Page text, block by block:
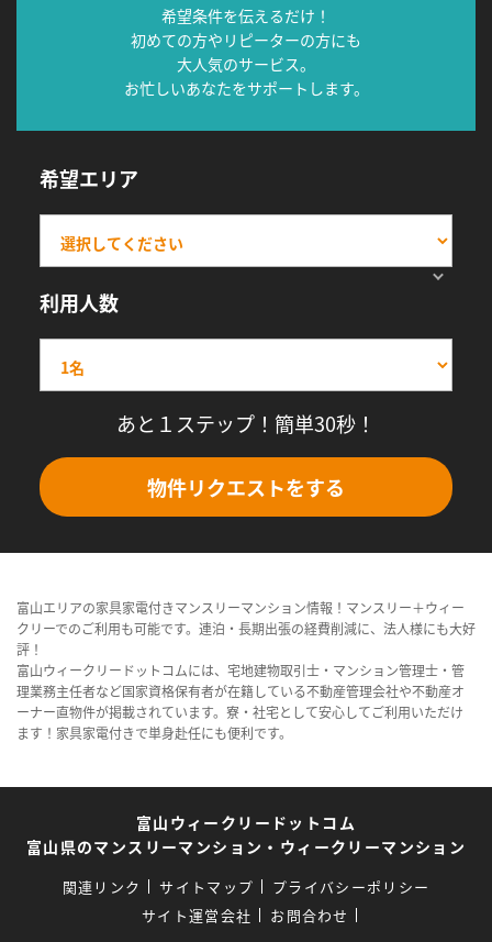
希望条件を伝えるだけ！
初めての方やリピーターの方にも
大人気のサービス。
お忙しいあなたをサポートします。
希望エリア
利用人数
あと１ステップ！簡単30秒！
物件リクエストをする
富山エリアの家具家電付きマンスリーマンション情報！マンスリー＋ウィー
クリーでのご利用も可能です。連泊・長期出張の経費削減に、法人様にも大好
評！
富山ウィークリードットコムには、宅地建物取引士・マンション管理士・管
理業務主任者など国家資格保有者が在籍している不動産管理会社や不動産オ
ーナー直物件が掲載されています。寮・社宅として安心してご利用いただけ
ます！家具家電付きで単身赴任にも便利です。
富山ウィークリードットコム
富山県のマンスリーマンション・ウィークリーマンション
関連リンク サイトマップ
プライバシーポリシー
サイト運営会社
お問合わせ